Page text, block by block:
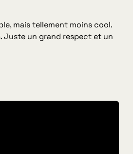
mais tellement moins cool.
Juste un grand respect et un